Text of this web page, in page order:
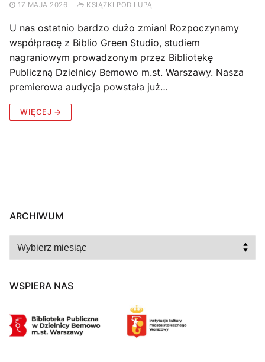
17 MAJA 2026 KSIĄŻKI POD LUPĄ
U nas ostatnio bardzo dużo zmian! Rozpoczynamy
współpracę z Biblio Green Studio, studiem
nagraniowym prowadzonym przez Bibliotekę
Publiczną Dzielnicy Bemowo m.st. Warszawy. Nasza
premierowa audycja powstała już…
WIĘCEJ →
ARCHIWUM
Archiwum
WSPIERA NAS